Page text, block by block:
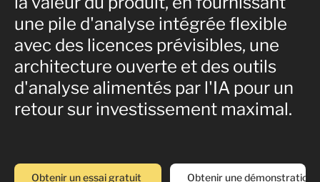
une pile d'analyse intégrée flexible
avec des licences prévisibles, une
architecture ouverte et des outils
d'analyse alimentés par l'IA pour un
retour sur investissement maximal.
Obtenir un essai gratuit Obtenir une démonstration